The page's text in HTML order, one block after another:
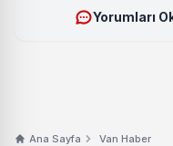
Yorumları
Ana Sayfa Van Haber